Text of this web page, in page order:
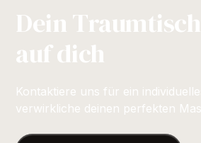
Dein
auf dich
Kontaktiere uns für ein
verwirkliche deinen perfekten